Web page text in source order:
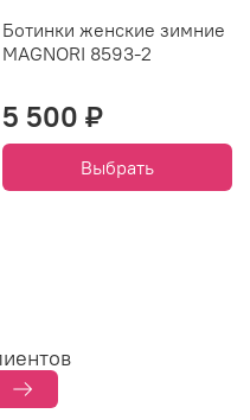
Ботинки женские зимние
MAGNORI 8593-2
5 500 ₽
Выбрать